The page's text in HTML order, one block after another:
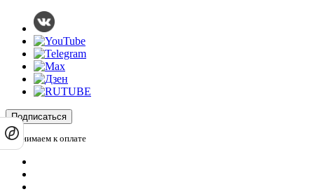
Подписаться
Принимаем к оплате